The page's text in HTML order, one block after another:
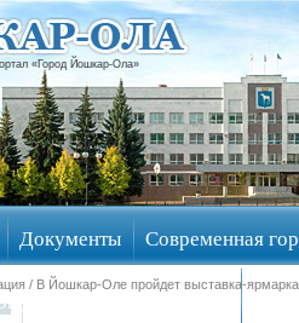
«Город Йошкар-Ола»
Документы Современная
обсуждения
/ В Йошкар-Оле пройдет выставка-